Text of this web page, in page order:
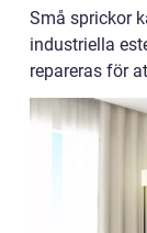
Små sprickor
industriella
repareras för